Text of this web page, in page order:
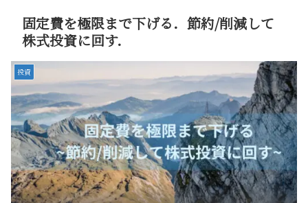
固定費を極限まで下げる．節約/削減して
株式投資に回す．
投資